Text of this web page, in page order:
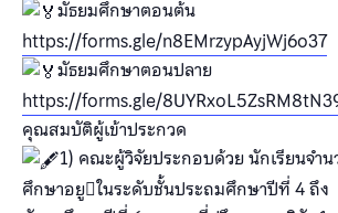
มัธยมศึกษาตอนต้น
https://forms.gle/n8EMrzypAyjWj6o37
มัธยมศึกษาตอนปลาย
https://forms.gle/
คุณสมบัติผู้เข้าประกวด
1) คณะผู้วิจัยประกอบด้วย นักเรียนจํา
ศึกษาอยูในระดับชั้นประถมศึกษาปีที่ 4 ถึง